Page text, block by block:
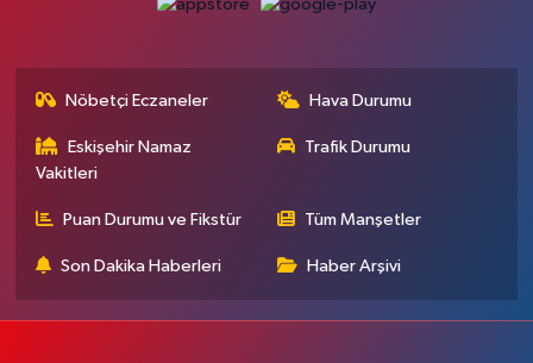
Nöbetçi Eczaneler Hava Durumu
Eskişehir Namaz
Vakitleri
Trafik Durumu
Puan Durumu ve Fikstür Tüm Manşetler
Son Dakika Haberleri Haber Arşivi